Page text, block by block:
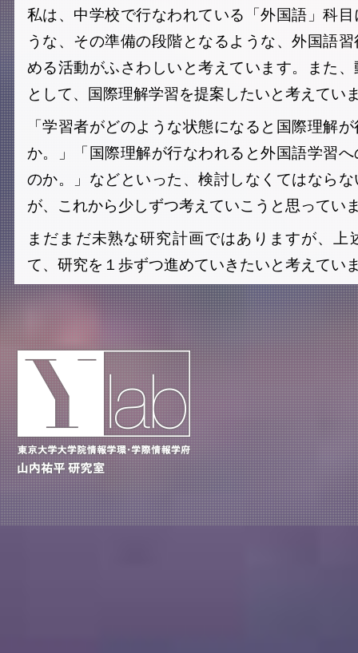
私は、中学校で行なわれている「外国語」科
うな、その準備の段階となるような、外国語
める活動がふさわしいと考えています。また
として、国際理解学習を提案したいと考えてい
「学習者がどのような状態になると国際理解
か。」「国際理解が行なわれると外国語学習
のか。」などといった、検討しなくてはなら
が、これから少しずつ考えていこうと思ってい
まだまだ未熟な研究計画ではありますが、上
て、研究を１歩ずつ進めていきたいと考えてい